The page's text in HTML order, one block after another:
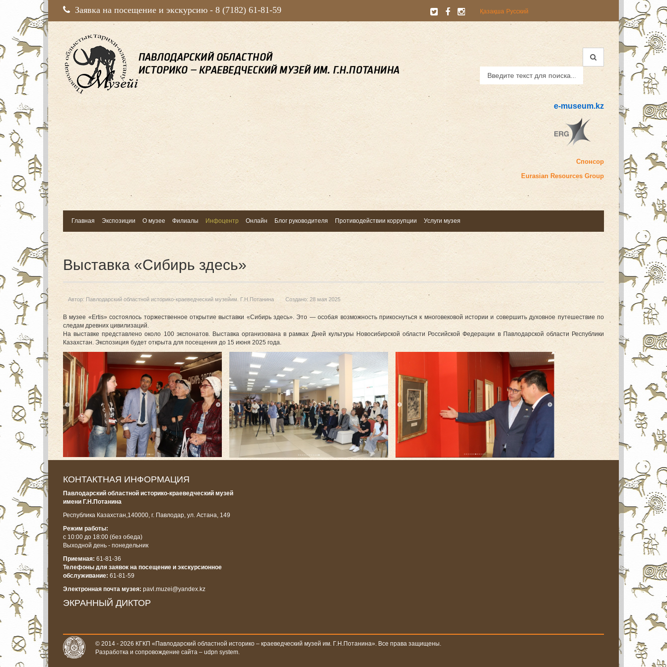
Заявка на посещение и экскурсию - 8 (7182) 61-81-59 Қазақша Русский
e-museum.kz
Спонсор
Eurasian Resources Group
Главная Экспозиции О музее Филиалы Инфоцентр Онлайн Блог руководителя Противодействии коррупции Услуги музея
Выставка «Сибирь здесь»
Автор: Павлодарский областной историко-краеведческий музейим. Г.Н.Потанина Создано: 28 мая 2025
В музее «Ertis» состоялось торжественное открытие выставки «Сибирь здесь». Это — особая возможность прикоснуться к многовековой истории и совершить духовное путешествие по
следам древних цивилизаций.
На выставке представлено около 100 экспонатов. Выставка организована в рамках Дней культуры Новосибирской области Российской Федерации в Павлодарской области Республики
Казахстан. Экспозиция будет открыта для посещения до 15 июня 2025 года.
КОНТАКТНАЯ ИНФОРМАЦИЯ
Павлодарский областной историко-краеведческий музей
имени Г.Н.Потанина
Республика Казахстан,140000, г. Павлодар, ул. Астана, 149
Режим работы:
с 10:00 до 18:00 (без обеда)
Выходной день - понедельник
Приемная: 61-81-36
Телефоны для заявок на посещение и экскурсионное
обслуживание: 61-81-59
Электронная почта музея: pavl.muzei@yandex.kz
ЭКРАННЫЙ ДИКТОР
© 2014 - 2026 КГКП «Павлодарский областной историко – краеведческий музей им. Г.Н.Потанина». Все права защищены.
Разработка и сопровождение сайта – udpn system.